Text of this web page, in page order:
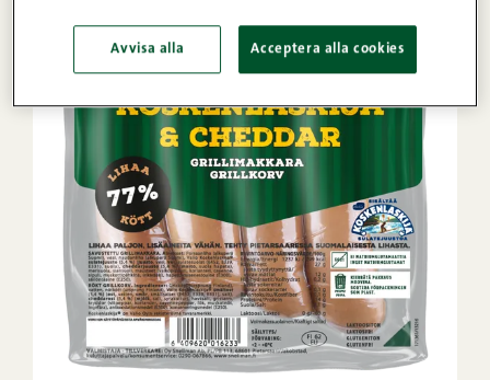
Avvisa alla Acceptera alla cookies